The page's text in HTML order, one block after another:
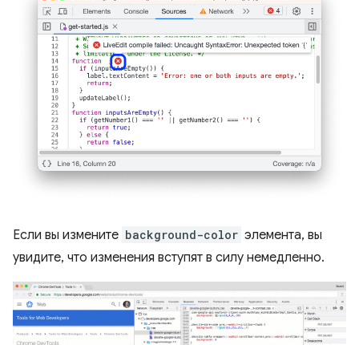
Если вы измените background-color элемента, вы
увидите, что изменения вступят в силу немедленно.